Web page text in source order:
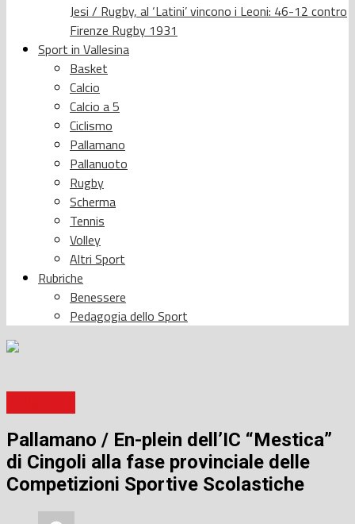
Jesi / Rugby, al ‘Latini’ vincono i Leoni: 46-12 contro
Firenze Rugby 1931
Sport in Vallesina
Basket
Calcio
Calcio a 5
Ciclismo
Pallamano
Pallanuoto
Rugby
Scherma
Tennis
Volley
Altri Sport
Rubriche
Benessere
Pedagogia dello Sport
Pallamano / En-plein dell’IC “Mestica”
di Cingoli alla fase provinciale delle
Competizioni Sportive Scolastiche